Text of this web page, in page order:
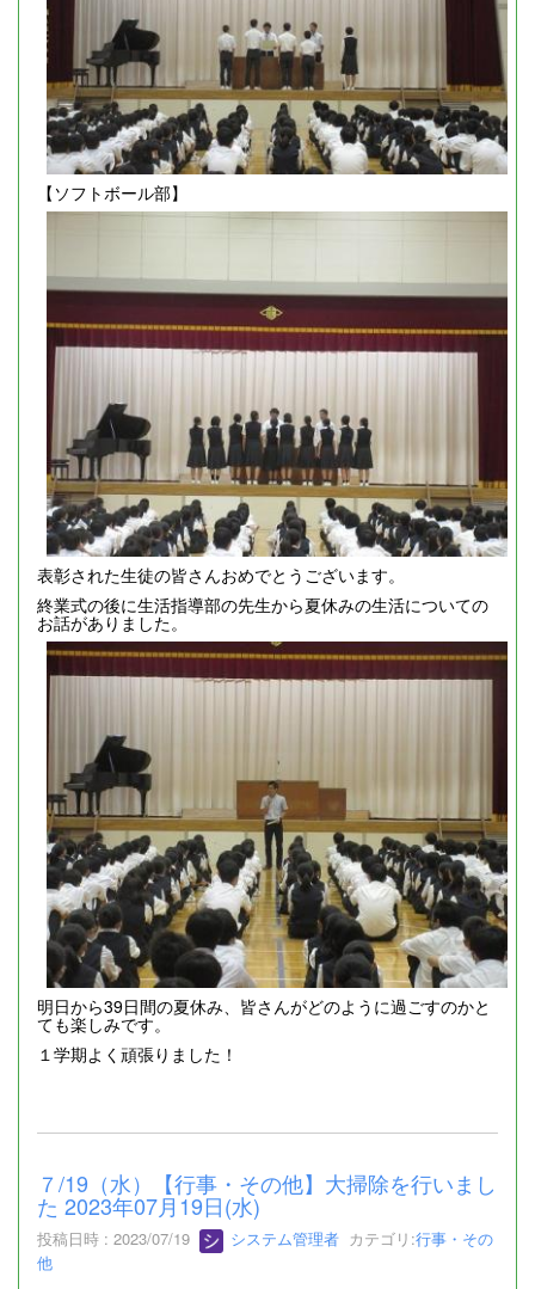
【ソフトボール部】
表彰された生徒の皆さんおめでとうございます。
終業式の後に生活指導部の先生から夏休みの生活についての
お話がありました。
明日から39日間の夏休み、皆さんがどのように過ごすのかと
ても楽しみです。
１学期よく頑張りました！
７/19（水）【行事・その他】大掃除を行いまし
た 2023年07月19日(水)
投稿日時 : 2023/07/19 システム管理者 カテゴリ:行事・その
他